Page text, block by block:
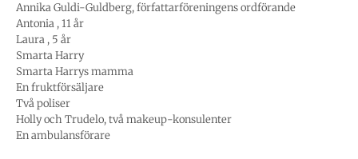
Annika Guldi-Guldberg, författarföreningens ordförande
Antonia , 11 år
Laura , 5 år
Smarta Harry
Smarta Harrys mamma
En fruktförsäljare
Två poliser
Holly och Trudelo, två makeup-konsulenter
En ambulansförare